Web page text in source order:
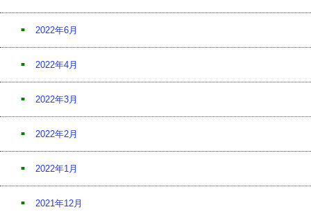
2022年6月
2022年4月
2022年3月
2022年2月
2022年1月
2021年12月